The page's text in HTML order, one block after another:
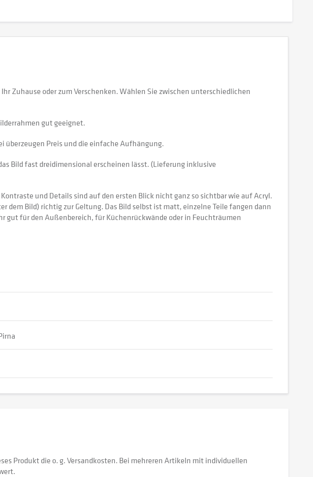
Zuhause oder zum Verschenken. Wählen Sie zwischen unterschiedlichen
gut geeignet.
überzeugen Preis und die einfache Aufhängung.
Bild fast dreidimensional erscheinen lässt. (Lieferung inklusive
und Details sind auf den ersten Blick nicht ganz so sichtbar wie auf Acryl.
Bild) richtig zur Geltung. Das Bild selbst ist matt, einzelne Teile fangen dann
gut für den Außenbereich, für Küchenrückwände oder in Feuchträumen
Produkt die o. g. Versandkosten. Bei mehreren Artikeln mit individuellen